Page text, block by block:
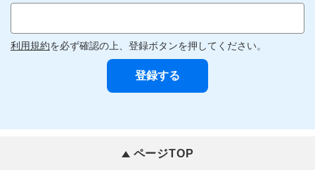
利用規約を必ず確認の上、登録ボタンを押してください。
ページTOP